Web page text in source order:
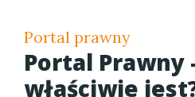
Portal prawny
Portal Prawny
właściwie